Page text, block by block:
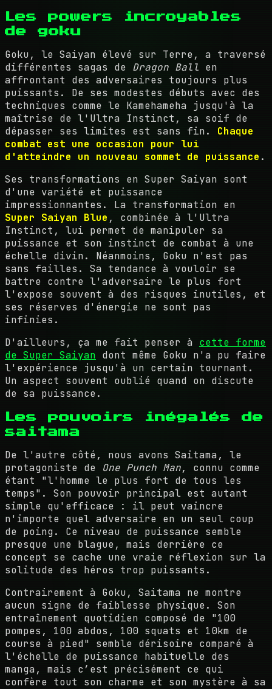
Les powers incroyables
de goku
Goku, le Saiyan élevé sur Terre, a traversé
différentes sagas de Dragon Ball en
affrontant des adversaires toujours plus
puissants. De ses modestes débuts avec des
techniques comme le Kamehameha jusqu'à la
maîtrise de l'Ultra Instinct, sa soif de
dépasser ses limites est sans fin. Chaque
combat est une occasion pour lui
d'atteindre un nouveau sommet de puissance .
Ses transformations en Super Saiyan sont
d'une variété et puissance
impressionnantes. La transformation en
Super Saiyan Blue , combinée à l'Ultra
Instinct, lui permet de manipuler sa
puissance et son instinct de combat à une
échelle divin. Néanmoins, Goku n'est pas
sans failles. Sa tendance à vouloir se
battre contre l'adversaire le plus fort
l'expose souvent à des risques inutiles, et
ses réserves d'énergie ne sont pas
infinies.
D'ailleurs, ça me fait penser à cette forme
de Super Saiyan dont même Goku n'a pu faire
l'expérience jusqu'à un certain tournant.
Un aspect souvent oublié quand on discute
de sa puissance.
Les pouvoirs inégalés de
saitama
De l'autre côté, nous avons Saitama, le
protagoniste de One Punch Man, connu comme
étant "l'homme le plus fort de tous les
temps". Son pouvoir principal est autant
simple qu'efficace : il peut vaincre
n'importe quel adversaire en un seul coup
de poing. Ce niveau de puissance semble
presque une blague, mais derrière ce
concept se cache une vraie réflexion sur la
solitude des héros trop puissants.
Contrairement à Goku, Saitama ne montre
aucun signe de faiblesse physique. Son
entraînement quotidien composé de "100
pompes, 100 abdos, 100 squats et 10km de
course à pied" semble dérisoire comparé à
l'échelle de puissance habituelle des
manga, mais c’est précisément ce qui
confère tout son charme et son mystère à sa